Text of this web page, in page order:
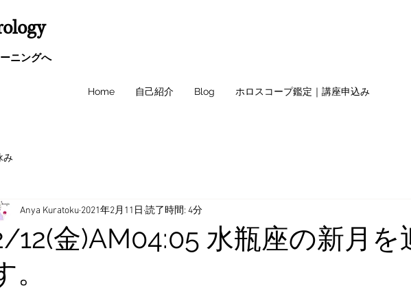
ニングへ
Home 自己紹介 Blog ホロスコープ鑑定｜講座申込み
み
12(金)AM04:05 水瓶座の新月を
。
Anya Kuratoku 2021年2月11日 読了時間: 4分